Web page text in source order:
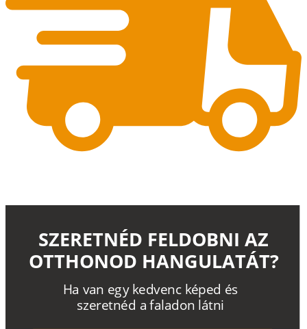
Ha van egy kedvenc képed és
szeretnéd a faladon látni
SZERETNÉD FELDOBNI AZ
OTTHONOD HANGULATÁT?